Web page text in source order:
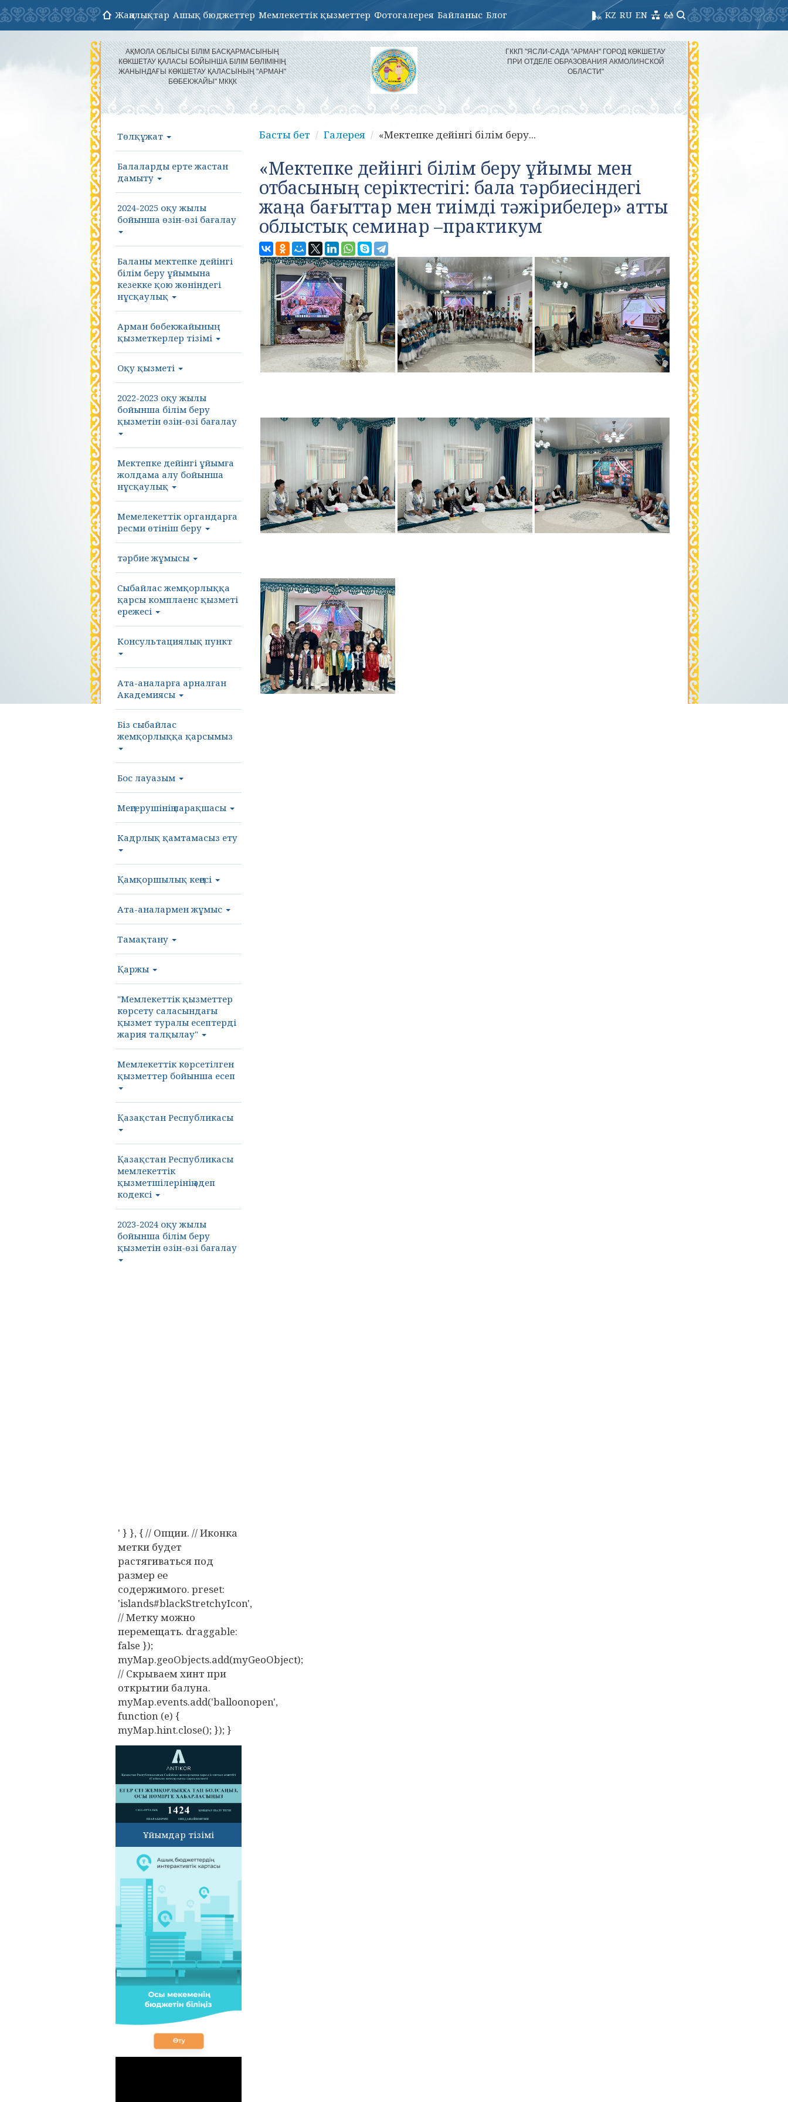
Жаңалықтар Ашық бюджеттер Мемлекеттік қызметтер Фотогалерея Байланыс Блог EN
RU
KZ
АҚМОЛА ОБЛЫСЫ БІЛІМ БАСҚАРМАСЫНЫҢ
КӨКШЕТАУ ҚАЛАСЫ БОЙЫНША БІЛІМ БӨЛІМІНІҢ
ЖАНЫНДАҒЫ КӨКШЕТАУ ҚАЛАСЫНЫҢ "АРМАН"
БӨБЕКЖАЙЫ" МКҚК
ГККП "ЯСЛИ-САДА "АРМАН" ГОРОД КӨКШЕТАУ
ПРИ ОТДЕЛЕ ОБРАЗОВАНИЯ АКМОЛИНСКОЙ
ОБЛАСТИ"
Төлқұжат
Балаларды ерте жастан
дамыту
2024-2025 оқу жылы
бойынша өзін-өзі бағалау
Баланы мектепке дейінгі
білім беру ұйымына
кезекке қою жөніндегі
нұсқаулық
Арман бөбекжайының
қызметкерлер тізімі
Оқу қызметі
2022-2023 оқу жылы
бойынша білім беру
қызметін өзін-өзі бағалау
Мектепке дейінгі ұйымға
жолдама алу бойынша
нұсқаулық
Мемелекеттік органдарға
ресми өтініш беру
тәрбие жұмысы
Cыбайлас жемқорлыққа
қарсы комплаенс қызметі
ережесі
Консультациялық пункт
Ата-аналарға арналған
Академиясы
Біз сыбайлас
жемқорлыққа қарсымыз
Бос лауазым
Меңгерушінің парақшасы
Кадрлық қамтамасыз ету
Қамқоршылық кеңесі
Ата-аналармен жұмыс
Тамақтану
Қаржы
"Мемлекеттік қызметтер
көрсету саласындағы
қызмет туралы есептерді
жария талқылау"
Мемлекеттік көрсетілген
қызметтер бойынша есеп
Қазақстан Республикасы
Қазақстан Республикасы
мемлекеттік
қызметшілерінің әдеп
кодексі
2023-2024 оқу жылы
бойынша білім беру
қызметін өзін-өзі бағалау
' } }, { // Опции. // Иконка
метки будет
растягиваться под
размер ее
содержимого. preset:
'islands#blackStretchyIcon',
// Метку можно
перемещать. draggable:
false });
myMap.geoObjects.add(myGeoObject);
// Скрываем хинт при
открытии балуна.
myMap.events.add('balloonopen',
function (e) {
myMap.hint.close(); }); }
Ұйымдар тізімі
Басты бет Галерея «Мектепке дейінгі білім беру...
«Мектепке дейінгі білім беру ұйымы мен
отбасының серіктестігі: бала тәрбиесіндегі
жаңа бағыттар мен тиімді тәжірибелер» атты
облыстық семинар –практикум